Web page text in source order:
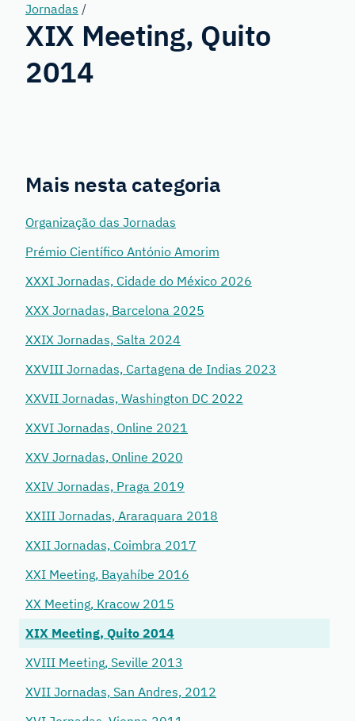
Jornadas /
XIX Meeting, Quito
2014
Mais nesta categoria
Organização das Jornadas
Prémio Científico António Amorim
XXXI Jornadas, Cidade do México 2026
XXX Jornadas, Barcelona 2025
XXIX Jornadas, Salta 2024
XXVIII Jornadas, Cartagena de Indias 2023
XXVII Jornadas, Washington DC 2022
XXVI Jornadas, Online 2021
XXV Jornadas, Online 2020
XXIV Jornadas, Praga 2019
XXIII Jornadas, Araraquara 2018
XXII Jornadas, Coimbra 2017
XXI Meeting, Bayahíbe 2016
XX Meeting, Kracow 2015
XIX Meeting, Quito 2014
XVIII Meeting, Seville 2013
XVII Jornadas, San Andres, 2012